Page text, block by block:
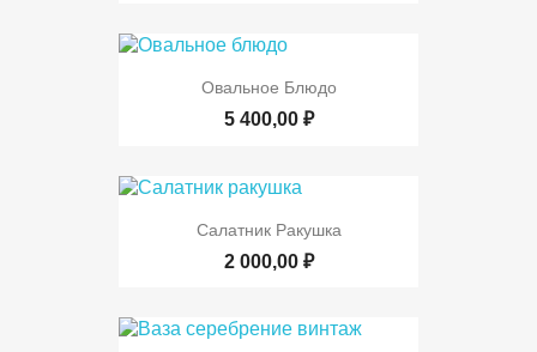
Овальное Блюдо
5 400,00 ₽
Салатник Ракушка
2 000,00 ₽